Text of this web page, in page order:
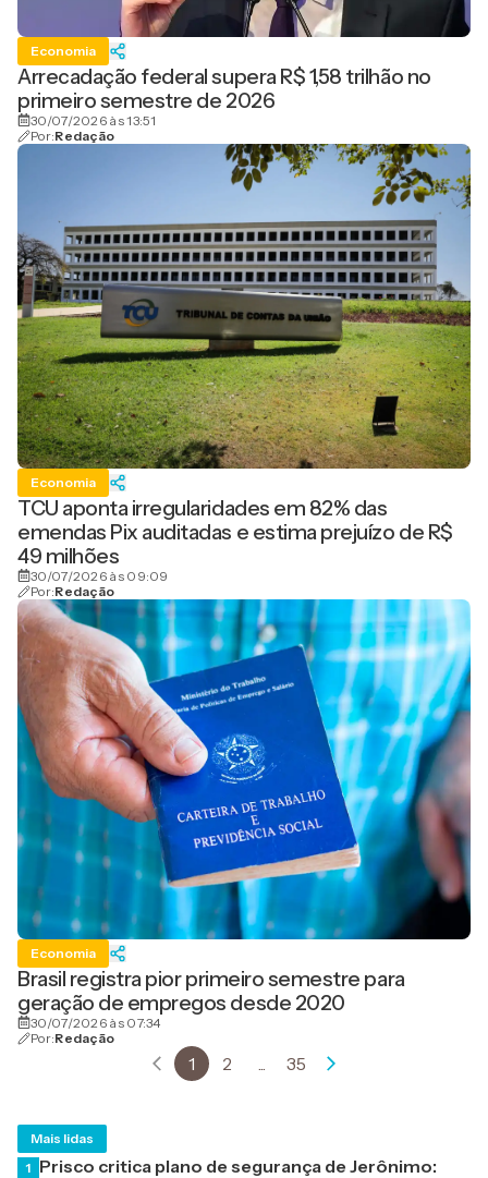
Economia
Arrecadação federal supera R$ 1,58 trilhão no
primeiro semestre de 2026
30/07/2026 às 13:51
Por:Redação
Economia
TCU aponta irregularidades em 82% das
emendas Pix auditadas e estima prejuízo de R$
49 milhões
30/07/2026 às 09:09
Por:Redação
Economia
Brasil registra pior primeiro semestre para
geração de empregos desde 2020
30/07/2026 às 07:34
Por:Redação
1 2 35
Mais lidas
1 Prisco critica plano de segurança de Jerônimo: